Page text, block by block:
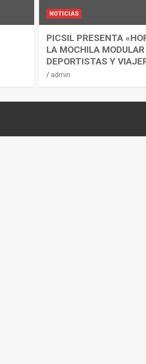
NOTICIAS
PICSIL PRESENTA
LA MOCHILA
DEPORTISTAS Y
admin